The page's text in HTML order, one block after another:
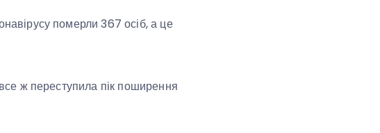
померли 367 осіб, а це
ж переступила пік поширення